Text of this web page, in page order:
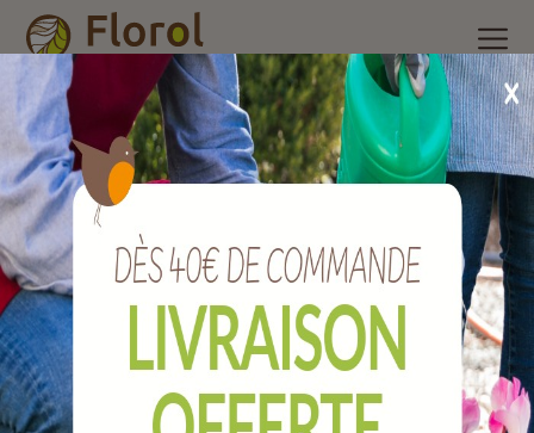
Accueil Nos produits /Outils de jardin/ Jardinage /Balai à
feuilles 60 cm emmanché.